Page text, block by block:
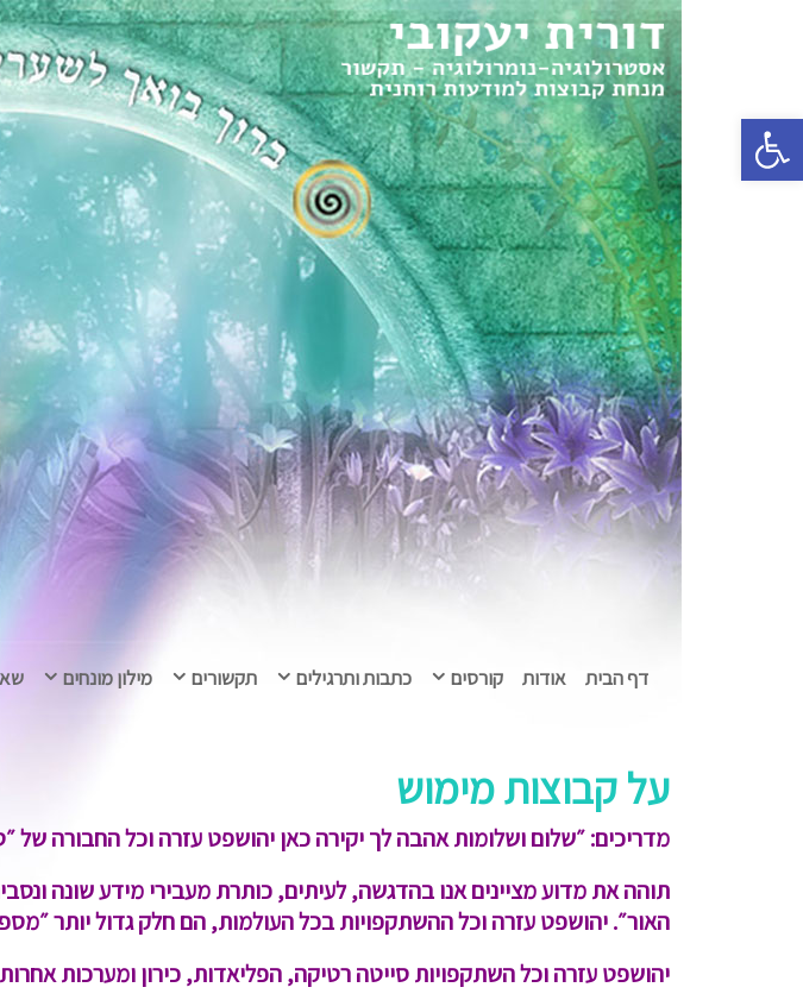
פתח סרגל נגישות
דף הבית אודות קורסים כתבות ותרגילים תקשורים מילון מונחים
על קבוצות מימוש
מדריכים:״שלום ושלומות אהבה לך יקירה כאן יהושפט עזרה וכל החבורה של
תוהה את מדוע מציינים אנו בהדגשה, לעיתים, כותרת מעבירי מידע שונה
האור״. יהושפט עזרה וכל ההשתקפויות בכל העולמות, הם חלק גדול יותר
יהושפט עזרה וכל השתקפויות סייטה רטיקה, הפליאדות, כירון ומערכות אחרות בהן ממצה